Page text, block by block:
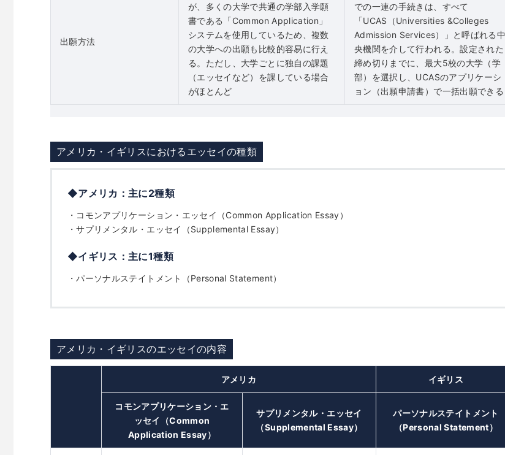
出願方法
が、多くの大学で共通の学部入学願
書である「Common Application」
システムを使用しているため、複数
の大学への出願も比較的容易に行え
る。ただし、大学ごとに独自の課題
（エッセイなど）を課している場合
がほとんど
での一連の手続きは、すべて
「UCAS（Universities &Colleges
Admission Services）」と呼ばれる中
央機関を介して行われる。設定された
締め切りまでに、最大5校の大学（学
部）を選択し、UCASのアプリケーシ
ョン（出願申請書）で一括出願できる
アメリカ・イギリスにおけるエッセイの種類
◆アメリカ：主に2種類
・コモンアプリケーション・エッセイ（Common Application Essay）
・サプリメンタル・エッセイ（Supplemental Essay）
◆イギリス：主に1種類
・パーソナルステイトメント（Personal Statement）
アメリカ・イギリスのエッセイの内容
アメリカ イギリス
コモンアプリケーション・エ
ッセイ（Common
Application Essay）
サプリメンタル・エッセイ
（Supplemental Essay）
パーソナルステイトメント
（Personal Statement）